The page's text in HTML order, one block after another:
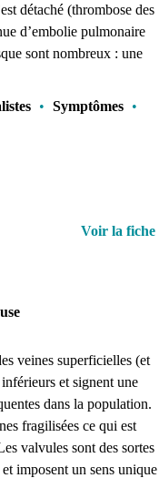
détaché (thrombose des
d’embolie pulmonaire
sont nombreux : une
• Symptômes •
Voir la fiche
veines superficielles (et
et signent une
dans la population.
fragilisées ce qui est
valvules sont des sortes
imposent un sens unique